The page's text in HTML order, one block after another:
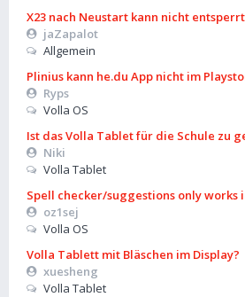
X23 nach Neustart kann nicht
jaZapalot
Allgemein
Plinius kann he.du App nicht im
Ryps
Volla OS
Ist das Volla Tablet für die Schule zu
Niki
Volla Tablet
Spell checker/suggestions only works
oz1sej
Volla OS
Volla Tablett mit Bläschen im Display?
xuesheng
Volla Tablet